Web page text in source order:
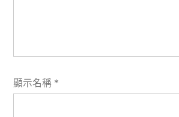
顯示名稱 *